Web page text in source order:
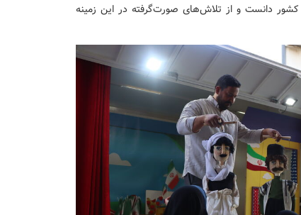
دانست و از تلاش‌های صورت‌گرفته در این زمینه